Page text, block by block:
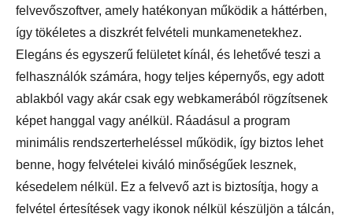
felvevőszoftver, amely hatékonyan működik a háttérben,
így tökéletes a diszkrét felvételi munkamenetekhez.
Elegáns és egyszerű felületet kínál, és lehetővé teszi a
felhasználók számára, hogy teljes képernyős, egy adott
ablakból vagy akár csak egy webkamerából rögzítsenek
képet hanggal vagy anélkül. Ráadásul a program
minimális rendszerterheléssel működik, így biztos lehet
benne, hogy felvételei kiváló minőségűek lesznek,
késedelem nélkül. Ez a felvevő azt is biztosítja, hogy a
felvétel értesítések vagy ikonok nélkül készüljön a tálcán,